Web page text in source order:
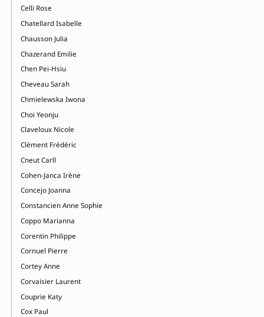
Celli Rose
Chatellard Isabelle
Chausson Julia
Chazerand Emilie
Chen Pei-Hsiu
Cheveau Sarah
Chmielewska Iwona
Choi Yeonju
Claveloux Nicole
Clément Frédéric
Cneut Carll
Cohen-Janca Irène
Concejo Joanna
Constancien Anne Sophie
Coppo Marianna
Corentin Philippe
Cornuel Pierre
Cortey Anne
Corvaisier Laurent
Couprie Katy
Cox Paul